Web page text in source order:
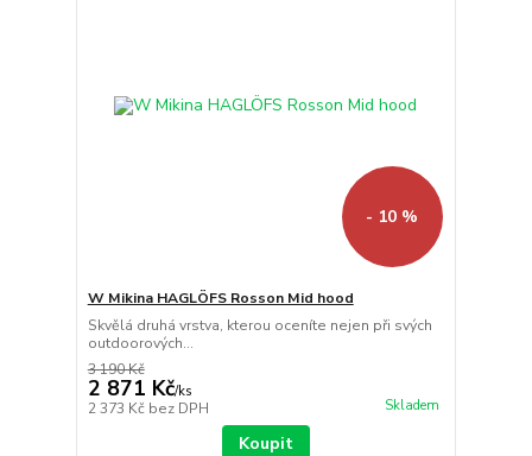
- 10 %
W Mikina HAGLÖFS Rosson Mid hood
Skvělá druhá vrstva, kterou oceníte nejen při svých
outdoorových...
3 190 Kč
2 871 Kč/ks
2 373 Kč bez DPH Skladem
Koupit